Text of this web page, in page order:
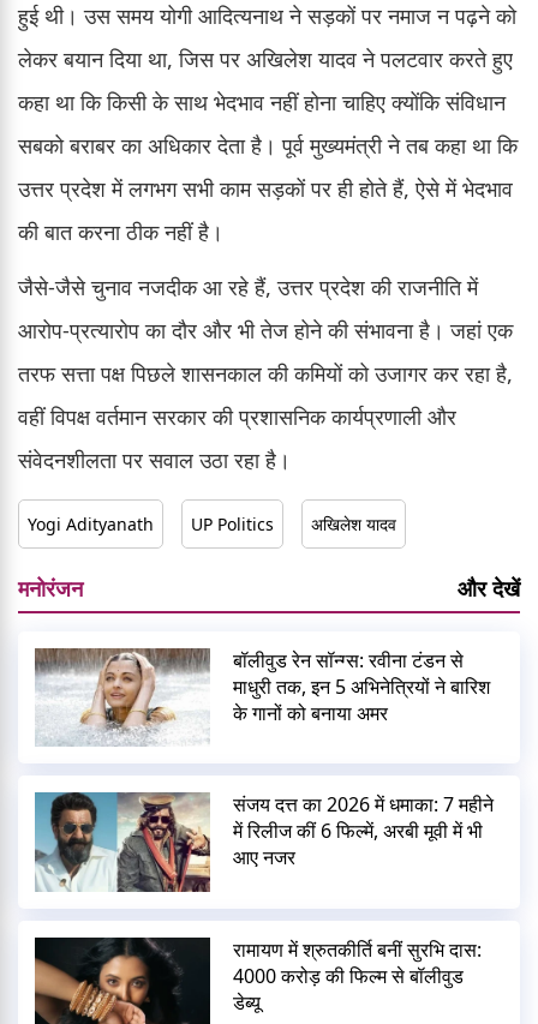
हुई थी। उस समय योगी आदित्यनाथ ने सड़कों पर नमाज न पढ़ने को
लेकर बयान दिया था, जिस पर अखिलेश यादव ने पलटवार करते हुए
कहा था कि किसी के साथ भेदभाव नहीं होना चाहिए क्योंकि संविधान
सबको बराबर का अधिकार देता है। पूर्व मुख्यमंत्री ने तब कहा था कि
उत्तर प्रदेश में लगभग सभी काम सड़कों पर ही होते हैं, ऐसे में भेदभाव
की बात करना ठीक नहीं है।
जैसे-जैसे चुनाव नजदीक आ रहे हैं, उत्तर प्रदेश की राजनीति में
आरोप-प्रत्यारोप का दौर और भी तेज होने की संभावना है। जहां एक
तरफ सत्ता पक्ष पिछले शासनकाल की कमियों को उजागर कर रहा है,
वहीं विपक्ष वर्तमान सरकार की प्रशासनिक कार्यप्रणाली और
संवेदनशीलता पर सवाल उठा रहा है।
Yogi Adityanath UP Politics अखिलेश यादव
मनोरंजन और देखें
बॉलीवुड रेन सॉन्ग्स: रवीना टंडन से
माधुरी तक, इन 5 अभिनेत्रियों ने बारिश
के गानों को बनाया अमर
संजय दत्त का 2026 में धमाका: 7 महीने
में रिलीज कीं 6 फिल्में, अरबी मूवी में भी
आए नजर
रामायण में श्रुतकीर्ति बनीं सुरभि दास:
4000 करोड़ की फिल्म से बॉलीवुड
डेब्यू